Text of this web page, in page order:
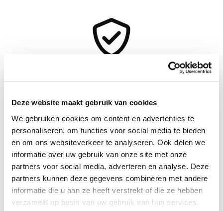
Deze website maakt gebruik van cookies
We gebruiken cookies om content en advertenties te
personaliseren, om functies voor social media te bieden
en om ons websiteverkeer te analyseren. Ook delen we
informatie over uw gebruik van onze site met onze
partners voor social media, adverteren en analyse. Deze
partners kunnen deze gegevens combineren met andere
informatie die u aan ze heeft verstrekt of die ze hebben
verzameld op basis van uw gebruik van hun services.
dan behoudt u die levenslang!
Meer weten
Flexibiliteit